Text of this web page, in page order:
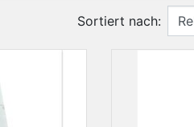
Sortiert nach: